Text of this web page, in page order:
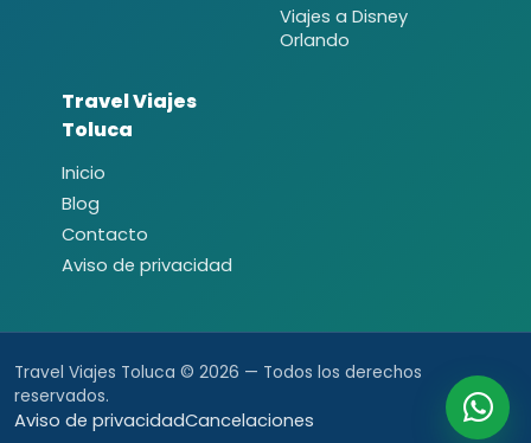
Viajes a Disney
Orlando
Travel Viajes
Toluca
Inicio
Blog
Contacto
Aviso de privacidad
Travel Viajes Toluca © 2026 — Todos los derechos
reservados.
Aviso de privacidadCancelaciones